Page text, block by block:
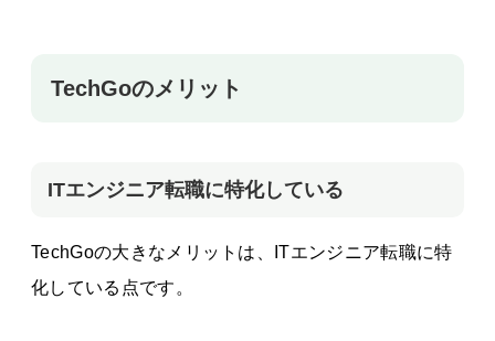
TechGoのメリット
ITエンジニア転職に特化している
TechGoの大きなメリットは、ITエンジニア転職に特
化している点です。